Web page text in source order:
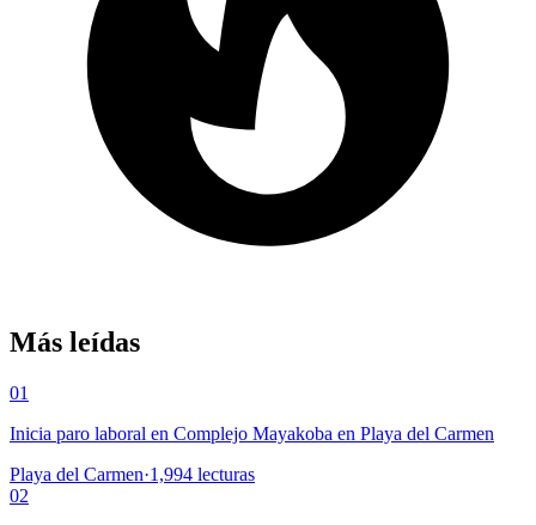
Más leídas
01
Inicia paro laboral en Complejo Mayakoba en Playa del Carmen
Playa del Carmen·1,994 lecturas
02